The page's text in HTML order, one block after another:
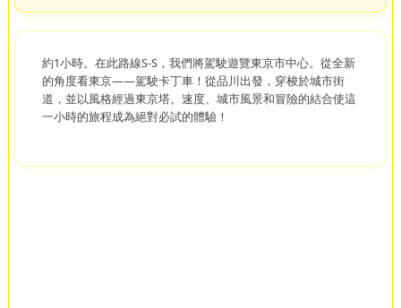
約1小時。在此路線S-S，我們將駕駛遊覽東京市中心。從全新
的角度看東京——駕駛卡丁車！從品川出發，穿梭於城市街
道，並以風格經過東京塔。速度、城市風景和冒險的結合使這
一小時的旅程成為絕對必試的體驗！